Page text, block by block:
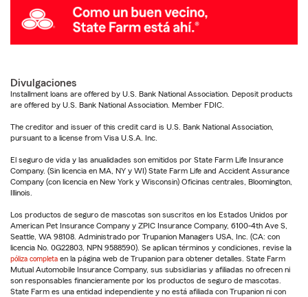
Divulgaciones
Installment loans are offered by U.S. Bank National Association. Deposit products
are offered by U.S. Bank National Association. Member FDIC.
The creditor and issuer of this credit card is U.S. Bank National Association,
pursuant to a license from Visa U.S.A. Inc.
El seguro de vida y las anualidades son emitidos por State Farm Life Insurance
Company. (Sin licencia en MA, NY y WI) State Farm Life and Accident Assurance
Company (con licencia en New York y Wisconsin) Oficinas centrales, Bloomington,
Illinois.
Los productos de seguro de mascotas son suscritos en los Estados Unidos por
American Pet Insurance Company y ZPIC Insurance Company, 6100-4th Ave S,
Seattle, WA 98108. Administrado por Trupanion Managers USA, Inc. (CA: con
licencia No. 0G22803, NPN 9588590). Se aplican términos y condiciones, revise la
póliza completa en la página web de Trupanion para obtener detalles. State Farm
Mutual Automobile Insurance Company, sus subsidiarias y afiliadas no ofrecen ni
son responsables financieramente por los productos de seguro de mascotas.
State Farm es una entidad independiente y no está afiliada con Trupanion ni con